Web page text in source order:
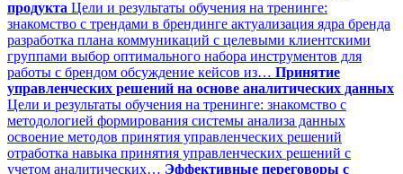
продукта Цели и результаты обучения на тренинге:
знакомство с трендами в брендинге актуализация ядра бренда
разработка плана коммуникаций с целевыми клиентскими
группами выбор оптимального набора инструментов для
работы с брендом обсуждение кейсов из… Принятие
управленческих решений на основе аналитических данных
Цели и результаты обучения на тренинге: знакомство с
методологией формирования системы анализа данных
освоение методов принятия управленческих решений
отработка навыка принятия управленческих решений с
учетом аналитических… Эффективные переговоры с